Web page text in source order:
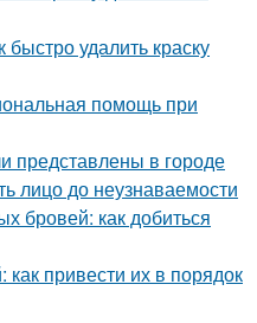
удалить краску
помощь при
представлены в городе
лицо до неузнаваемости
бровей: как добиться
привести их в порядок